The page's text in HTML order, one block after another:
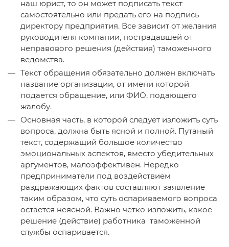
наш юрист, то он может подписать текст
самостоятельно или предать его на подпись
директору предприятия. Все зависит от желания
руководителя компании, пострадавшей от
неправового решения (действия) таможенного
ведомства.
Текст обращения обязательно должен включать
название организации, от имени которой
подается обращение, или ФИО, подающего
жалобу.
Основная часть, в которой следует изложить суть
вопроса, должна быть ясной и полной. Путаный
текст, содержащий большое количество
эмоциональных аспектов, вместо убедительных
аргументов, малоэффективен. Нередко
предприниматели под воздействием
раздражающих фактов составляют заявление
таким образом, что суть оспариваемого вопроса
остается неясной. Важно четко изложить, какое
решение (действие) работника таможенной
службы оспаривается.